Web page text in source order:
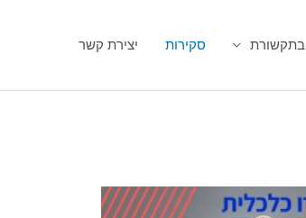
בתקשורת סקירות יצירת קשר